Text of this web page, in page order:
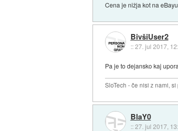
Cena je nižja kot na
BivšiUser2
::27. jul 2017,
Pa je to dejansko kaj
SloTech - če nisi z nami,
BlaY0
::27. jul 2017,